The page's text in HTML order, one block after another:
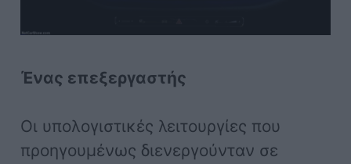
Ένας επεξεργαστής
Οι υπολογιστικές λειτουργίες που
προηγουμένως διενεργούνταν σε